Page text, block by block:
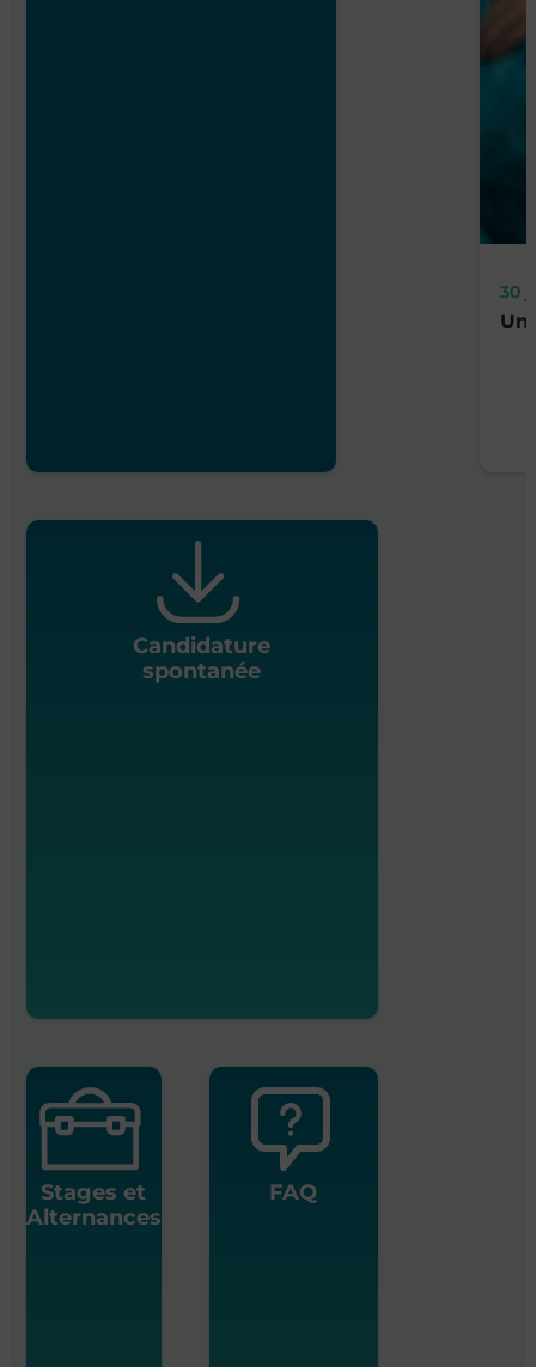
Candidature
spontanée
Stages et
Alternances
FAQ
30
Un